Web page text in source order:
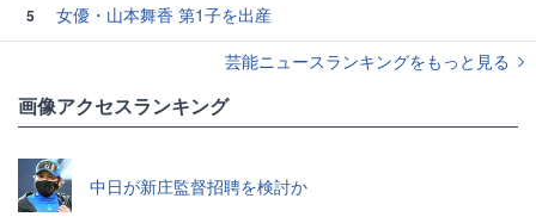
5
女優・山本舞香 第1子を出産
芸能ニュースランキングをもっと見る
画像アクセスランキング
中日が新庄監督招聘を検討か